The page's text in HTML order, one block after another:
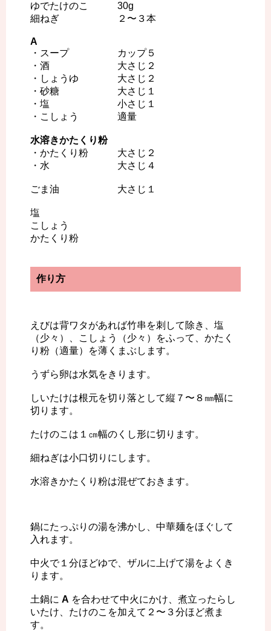
ゆでたけのこ 30g
細ねぎ ２〜３本
A
・スープ カップ５
・酒 大さじ２
・しょうゆ 大さじ２
・砂糖 大さじ１
・塩 小さじ１
・こしょう 適量
水溶きかたくり粉
・かたくり粉 大さじ２
・水 大さじ４
ごま油 大さじ１
塩
こしょう
かたくり粉
作り方
えびは背ワタがあれば竹串を刺して除き、塩
（少々）、こしょう（少々）をふって、かたく
り粉（適量）を薄くまぶします。
うずら卵は水気をきります。
しいたけは根元を切り落として縦７〜８㎜幅に
切ります。
たけのこは１㎝幅のくし形に切ります。
細ねぎは小口切りにします。
水溶きかたくり粉は混ぜておきます。
鍋にたっぷりの湯を沸かし、中華麺をほぐして
入れます。
中火で１分ほどゆで、ザルに上げて湯をよくき
ります。
土鍋に A を合わせて中火にかけ、煮立ったらし
いたけ、たけのこを加えて２〜３分ほど煮ま
す。